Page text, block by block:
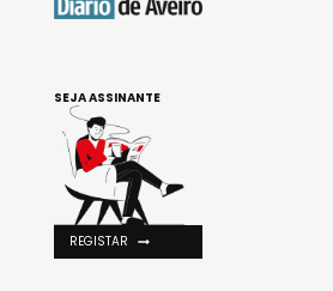
SEJA ASSINANTE
REGISTAR